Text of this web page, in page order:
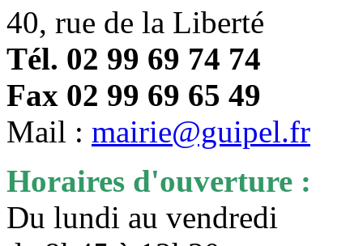
40, rue de la Liberté
Tél. 02 99 69 74 74
Fax 02 99 69 65 49
Mail : mairie@guipel.fr
Horaires d'ouverture :
Du lundi au vendredi